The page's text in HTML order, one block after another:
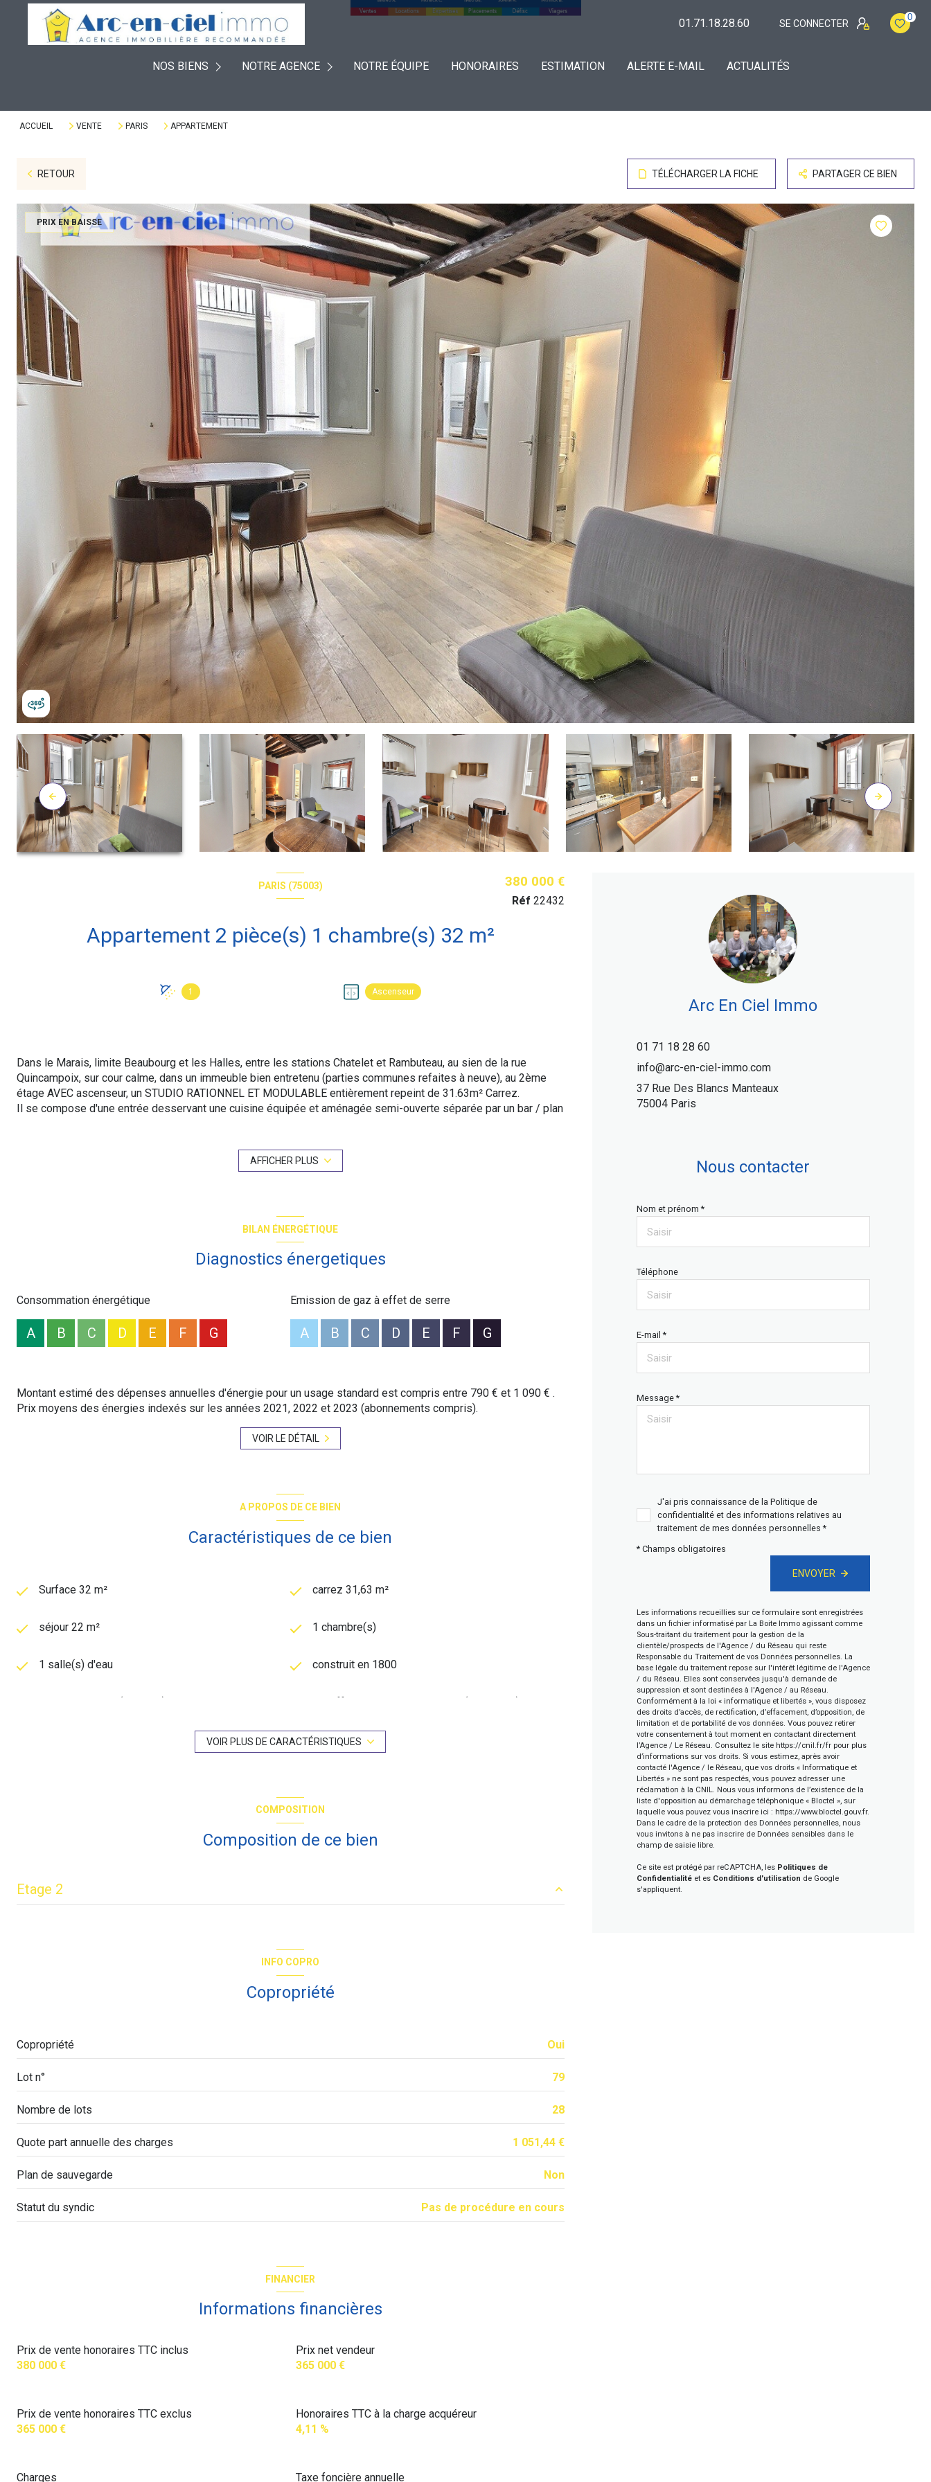
01.71.18.28.60 SE CONNECTER
0
NOS BIENS NOTRE AGENCE
EXPERTISES
PLACEMENTS NOTRE ÉQUIPE HONORAIRES ESTIMATION ALERTE E-MAIL ACTUALITÉS
ACCUEIL VENTE PARIS APPARTEMENT
RETOUR TÉLÉCHARGER LA FICHE PARTAGER CE BIEN
PRIX EN BAISSE
PARIS (75003)
Appartement 2 pièce(s) 1 chambre(s) 32 m²
1 Ascenseur
380 000 €
Réf 22432
Dans le Marais, limite Beaubourg et les Halles, entre les stations Chatelet et Rambuteau, au sien de la rue
Quincampoix, sur cour calme, dans un immeuble bien entretenu (parties communes refaites à neuve), au 2ème
étage AVEC ascenseur, un STUDIO RATIONNEL ET MODULABLE entièrement repeint de 31.63m² Carrez.
Il se compose d'une entrée desservant une cuisine équipée et aménagée semi-ouverte séparée par un bar / plan
A proximité des commerces, transports RER A , B, D et métros, ligne 1, 4, 7,11,14 à chatelet.
Copropriété : 28 lots dont 24 lots principaux. Quote-part budget prévisionnel annuel : 1051.44 euros. DPE classe
inclus."Les informations sur les risques auxquels ce bien est exposé sont disponibles sur le site Géorisques :
www.georisques.gouv.fr". Prix affiché honoraires inclus à 4% ttc.
AFFICHER PLUS
BILAN ÉNERGÉTIQUE
Diagnostics énergetiques
Consommation énergétique
A B C D E F G
Emission de gaz à effet de serre
A B C D E F G
Montant estimé des dépenses annuelles d'énergie pour un usage standard est compris entre 790 € et 1 090 € .
Prix moyens des énergies indexés sur les années 2021, 2022 et 2023 (abonnements compris).
VOIR LE DÉTAIL
A PROPOS DE CE BIEN
Caractéristiques de ce bien
Surface 32 m² carrez 31,63 m²
séjour 22 m² 1 chambre(s)
1 salle(s) d'eau construit en 1800
cuisine séparée (équipée) Chauffage individuel : radiateur (electrique)
1 niveau(x)
vue sur cour
VOIR PLUS DE CARACTÉRISTIQUES
COMPOSITION
Composition de ce bien
Etage 2
INFO COPRO
Copropriété
Copropriété Oui
Lot n° 79
Nombre de lots 28
Quote part annuelle des charges 1 051,44 €
Plan de sauvegarde Non
Statut du syndic Pas de procédure en cours
FINANCIER
Informations financières
Prix de vente honoraires TTC inclus
380 000 €
Prix net vendeur
365 000 €
Prix de vente honoraires TTC exclus
365 000 €
Honoraires TTC à la charge acquéreur
4,11 %
Charges Taxe foncière annuelle
Arc En Ciel Immo
01 71 18 28 60
info@arc-en-ciel-immo.com
37 Rue Des Blancs Manteaux
75004 Paris
Nous contacter
Nom et prénom *
Téléphone
E-mail *
Message *
J'ai pris connaissance de la Politique de
confidentialité et des informations relatives au
traitement de mes données personnelles *
* Champs obligatoires
ENVOYER
Les informations recueillies sur ce formulaire sont enregistrées
dans un fichier informatisé par La Boite Immo agissant comme
Sous-traitant du traitement pour la gestion de la
clientèle/prospects de l'Agence / du Réseau qui reste
Responsable du Traitement de vos Données personnelles. La
base légale du traitement repose sur l'intérêt légitime de l'Agence
/ du Réseau. Elles sont conservées jusqu'à demande de
suppression et sont destinées à l'Agence / au Réseau.
Conformément à la loi « informatique et libertés », vous disposez
des droits d’accès, de rectification, d’effacement, d’opposition, de
limitation et de portabilité de vos données. Vous pouvez retirer
votre consentement à tout moment en contactant directement
l’Agence / Le Réseau. Consultez le site https://cnil.fr/frpour plus
d’informations sur vos droits. Si vous estimez, après avoir
contacté l'Agence / le Réseau, que vos droits « Informatique et
Libertés » ne sont pas respectés, vous pouvez adresser une
réclamation à la CNIL. Nous vous informons de l’existence de la
liste d'opposition au démarchage téléphonique « Bloctel », sur
laquelle vous pouvez vous inscrire ici : https://www.bloctel.gouv.fr.
Dans le cadre de la protection des Données personnelles, nous
vous invitons à ne pas inscrire de Données sensibles dans le
champ de saisie libre.
Ce site est protégé par reCAPTCHA, les Politiques de
Confidentialitéet es Conditions d'utilisation de Google
s'appliquent.